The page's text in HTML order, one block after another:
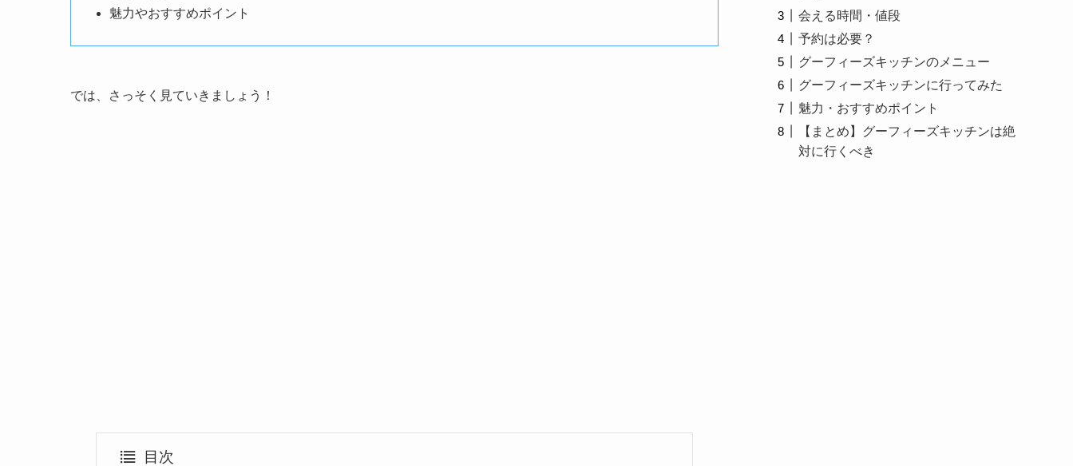
魅力やおすすめポイント
では、さっそく見ていきましょう！
目次
会える時間・値段
予約は必要？
グーフィーズキッチンのメニュー
グーフィーズキッチンに行ってみた
魅力・おすすめポイント
【まとめ】グーフィーズキッチンは絶
対に行くべき